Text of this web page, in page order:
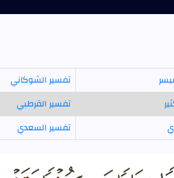
تفسير الشوكاني
تفسير القرطبي
تفسير السعدي